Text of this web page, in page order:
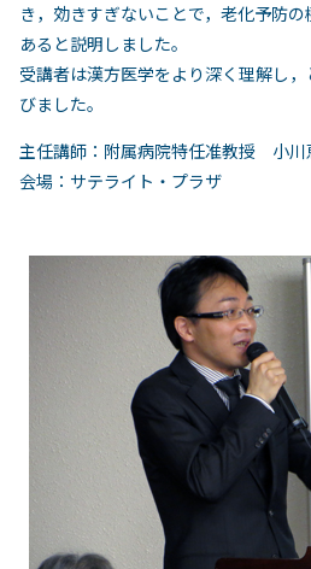
き，効きすぎないことで，老化予防
あると説明しました。
受講者は漢方医学をより深く理解し
びました。
主任講師：附属病院特任准教授 小川
会場：サテライト・プラザ